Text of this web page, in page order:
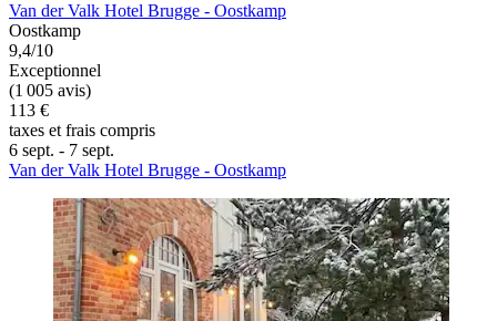
Van der Valk Hotel Brugge - Oostkamp
Oostkamp
9,4/10
Exceptionnel
(1 005 avis)
113 €
taxes et frais compris
6 sept. - 7 sept.
Van der Valk Hotel Brugge - Oostkamp